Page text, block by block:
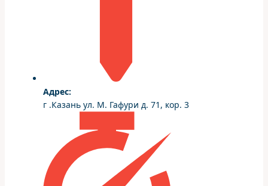
Адрес:
г .Казань ул. М. Гафури д. 71, кор. 3